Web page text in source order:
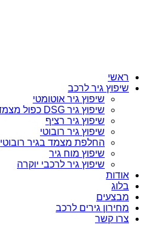
ראשי
שיפוץ גיר לרכב
שיפוץ גיר אוטומטי
שיפוץ גיר DSG כפול מצמדים
שיפוץ גיר רציף
שיפוץ גיר רובוטי
החלפת מצמד בגיר רובוטי
שיפוץ מוח גיר
שיפוץ גיר לרכבי יוקרה
אודות
בלוג
מבצעים
מחירון גירים לרכב
צרו קשר